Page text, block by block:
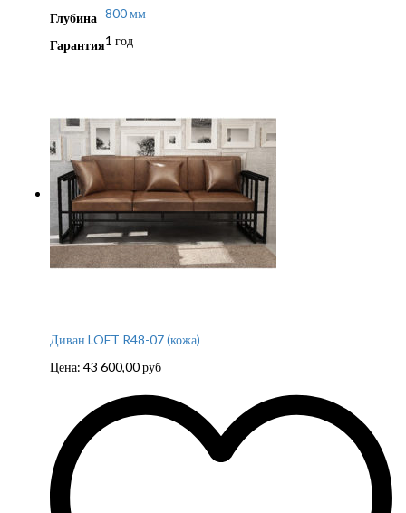
Глубина 800 мм
Гарантия1 год
Диван LOFT R48-07 (кожа)
Цена: 43 600,00руб